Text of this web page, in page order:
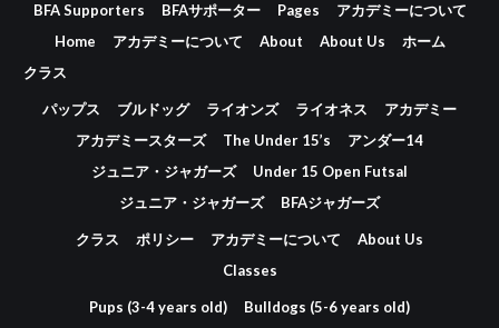
BFA Supporters BFAサポーター Pages
アカデミーについて
Home
アカデミーについて About About Us
ホーム
クラス
パップス ブルドッグ ライオンズ ライオネス
アカデミー
アカデミースターズ
The Under 15’s
アンダー14
ジュニア・ジャガーズ
Under 15 Open Futsal
ジュニア・ジャガーズ
BFAジャガーズ
クラス ポリシー アカデミーについて
About Us
Classes
Pups (3-4 years old)
Bulldogs (5-6 years old)